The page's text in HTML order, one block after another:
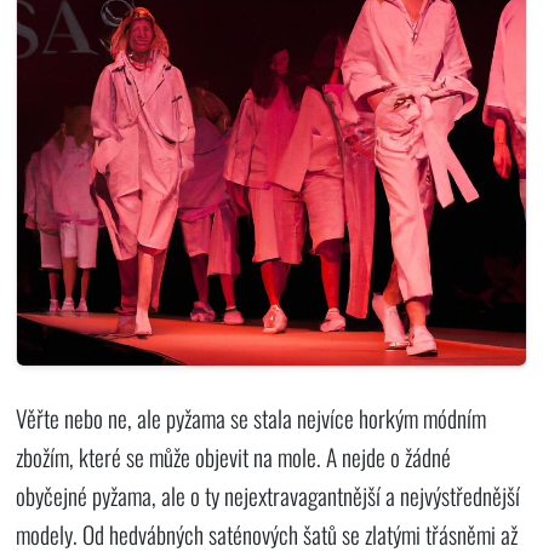
Věřte nebo ne, ale pyžama se stala nejvíce horkým módním
zbožím, které se může objevit na mole. A nejde o žádné
obyčejné pyžama, ale o ty nejextravagantnější a nejvýstřednější
modely. Od hedvábných saténových šatů se zlatými třásněmi až